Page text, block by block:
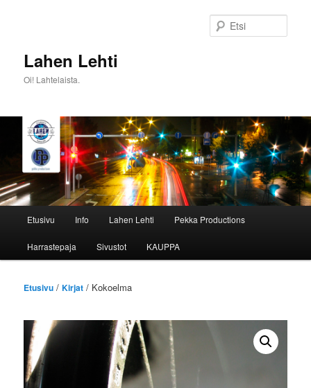
Lahen Lehti
Oi! Lahtelaista.
Etusivu Info Lahen Lehti Pekka Productions
Harrastepaja Sivustot KAUPPA
Etusivu /Kirjat / Kokoelma